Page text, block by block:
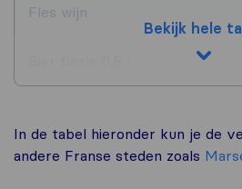
Fles wijn
Bekijk hele
In de tabel hieronder kun je de
andere Franse steden zoals